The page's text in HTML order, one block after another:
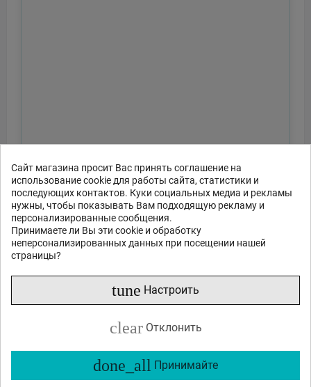
Сайт магазина просит Вас принять соглашение на
использование cookie для работы сайта, статистики и
последующих контактов. Куки социальных медиа и рекламы
нужны, чтобы показывать Вам подходящую рекламу и
персонализированные сообщения.
Принимаете ли Вы эти cookie и обработку
неперсонализированных данных при посещении нашей
страницы?
tune Настроить
clear Отклонить
done_all Принимайте